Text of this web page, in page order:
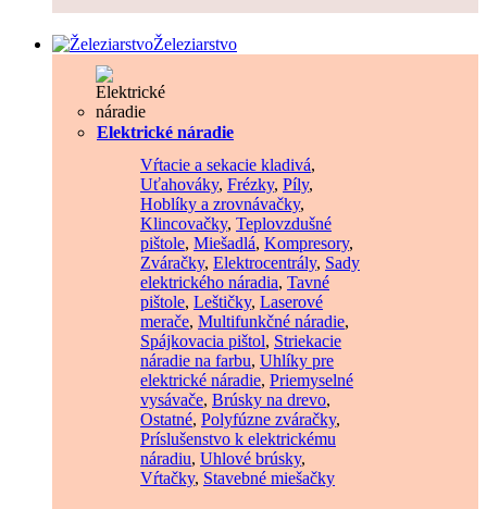
Železiarstvo
Elektrické náradie
Vŕtacie a sekacie kladivá,
Uťahováky, Frézky, Píly,
Hoblíky a zrovnávačky,
Klincovačky, Teplovzdušné
pištole, Miešadlá, Kompresory,
Zváračky, Elektrocentrály, Sady
elektrického náradia, Tavné
pištole, Leštičky, Laserové
merače, Multifunkčné náradie,
Spájkovacia pištol, Striekacie
náradie na farbu, Uhlíky pre
elektrické náradie, Priemyselné
vysávače, Brúsky na drevo,
Ostatné, Polyfúzne zváračky,
Príslušenstvo k elektrickému
náradiu, Uhlové brúsky,
Vŕtačky, Stavebné miešačky